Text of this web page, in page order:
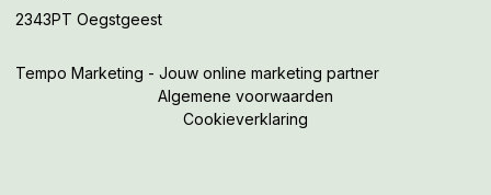
2343PT Oegstgeest
Tempo Marketing - Jouw online marketing partner
Algemene voorwaarden
Cookieverklaring